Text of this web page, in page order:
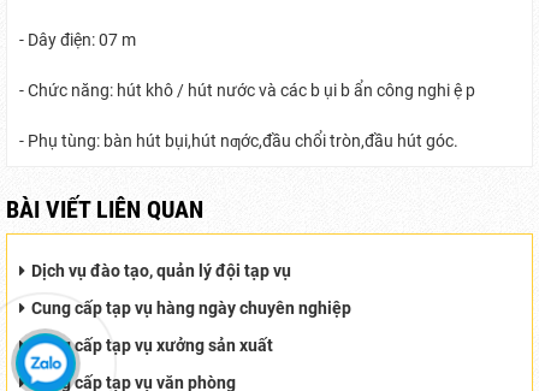
- Dây điện: 07 m
- Chức năng: hút khô / hút nước và các b ụi b ẩn công nghi ệ p
- Phụ tùng: bàn hút bụi,hút nƣớc,đầu chổi tròn,đầu hút góc.
BÀI VIẾT LIÊN QUAN
Dịch vụ đào tạo, quản lý đội tạp vụ
Cung cấp tạp vụ hàng ngày chuyên nghiệp
Cung cấp tạp vụ xưởng sản xuất
Cung cấp tạp vụ văn phòng